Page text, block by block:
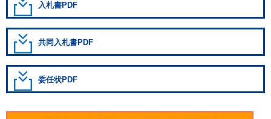
入札書PDF
共同入札書PDF
委任状PDF